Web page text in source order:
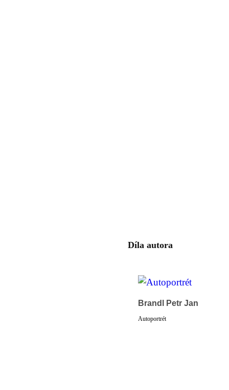
Díla autora
Brandl Petr Jan
Autoportrét